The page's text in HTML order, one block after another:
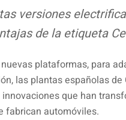
versiones
de la etiqueta
plataformas, para
las plantas españolas de
que han
fabrican automóviles.